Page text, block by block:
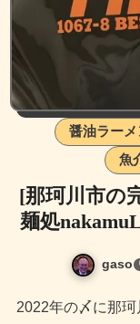
醤油ラーメ
魚
[那珂川市の
麺処
gaso
2022年の〆に那珂川市の完全予約制ラーメン店、御忍び麺